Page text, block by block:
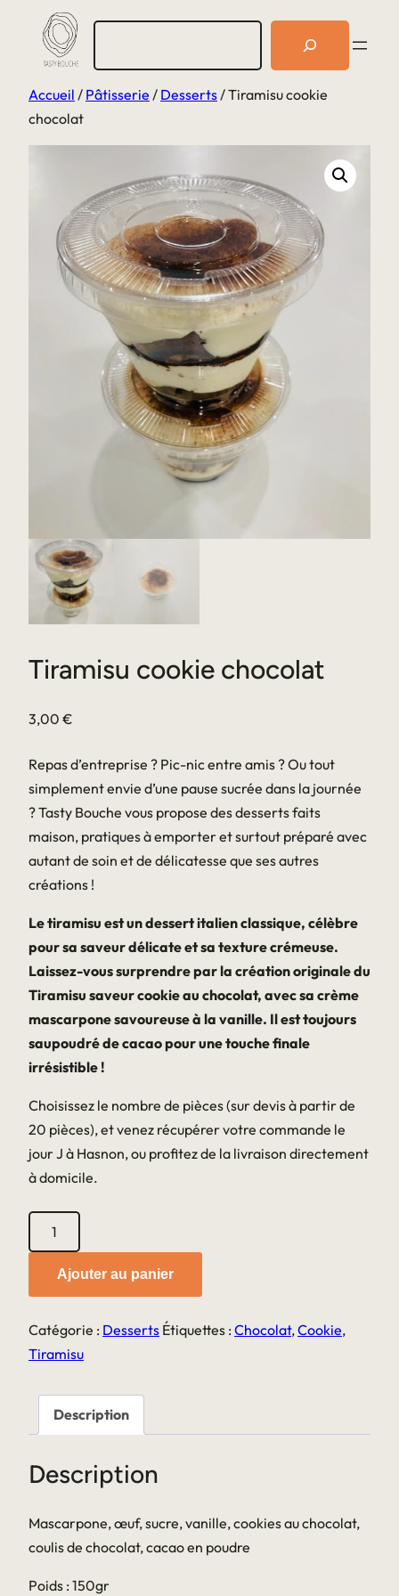
contenu
R
e
h
Accueil / Pâtisserie / Desserts/ Tiramisu cookie
chocolat
Tiramisu cookie chocolat
3,00 €
Repas d’entreprise ? Pic-nic entre amis ? Ou tout
simplement envie d’une pause sucrée dans la journée
? Tasty Bouche vous propose des desserts faits
maison, pratiques à emporter et surtout préparé avec
autant de soin et de délicatesse que ses autres
créations !
Le tiramisu est un dessert italien classique, célèbre
pour sa saveur délicate et sa texture crémeuse.
Laissez-vous surprendre par la création originale du
Tiramisu saveur cookie au chocolat, avec sa crème
mascarpone savoureuse à la vanille. Il est toujours
saupoudré de cacao pour une touche finale
irrésistible !
Choisissez le nombre de pièces (sur devis à partir de
20 pièces), et venez récupérer votre commande le
jour J à Hasnon, ou profitez de la livraison directement
à domicile.
quantité
de
Tiramisu
cookie
Ajouter au panier
Catégorie : Desserts Étiquettes : Chocolat,Cookie,
Tiramisu
Description
Description
Mascarpone, œuf, sucre, vanille, cookies au chocolat,
coulis de chocolat, cacao en poudre
Poids : 150gr